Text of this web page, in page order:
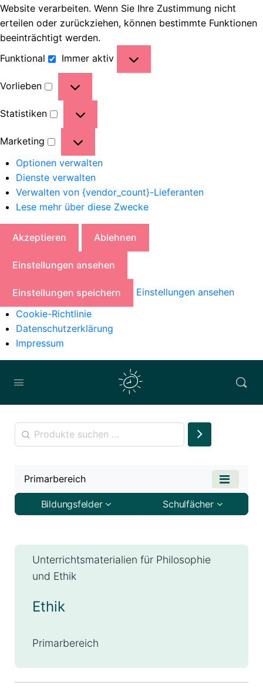
Website verarbeiten. Wenn Sie Ihre Zustimmung nicht
erteilen oder zurückziehen, können bestimmte Funktionen
beeinträchtigt werden.
Funktional
Immer aktiv
Vorlieben
Statistiken
Marketing
Optionen verwalten
Dienste verwalten
Verwalten von {vendor_count}-Lieferanten
Lese mehr über diese Zwecke
Akzeptieren Ablehnen
Einstellungen ansehen
Einstellungen speichern
Einstellungen ansehen
Cookie-Richtlinie
Datenschutzerklärung
Impressum
Unterrichtsmaterialien für Philosophie
und Ethik
Ethik
Primarbereich
Primarbereich
Bildungsfelder Schulfächer